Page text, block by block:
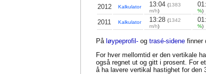
2012 Kalkulator 13:04 (1383
m/h)
%)
2011 Kalkulator 13:28 (1342
m/h)
%)
På løypeprofil- og trasé-sidene finner
For hver mellomtid er den vertikale
også regnet ut og gitt i prosent. For
å ha lavere vertikal hastighet for den